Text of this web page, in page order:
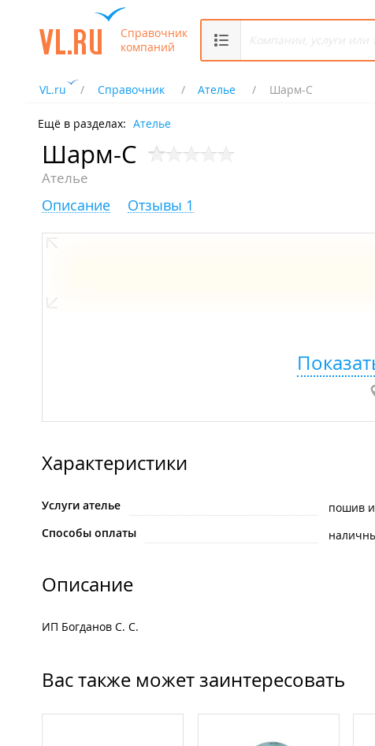
Справочник
компаний
VL.ru Справочник Ателье Шарм-С
Ещё в разделах: Ателье
Шарм-С
Ателье
Описание Отзывы 1
Характеристики
Услуги ателье пошив
Способы оплаты
Описание
ИП Богданов С. С.
Вас также может заинтересовать